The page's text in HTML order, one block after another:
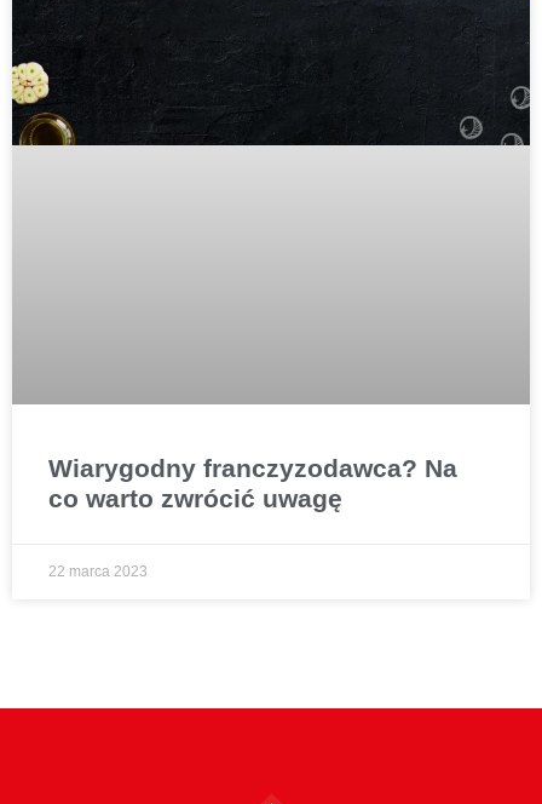
Wiarygodny franczyzodawca? Na
co warto zwrócić uwagę
22 marca 2023